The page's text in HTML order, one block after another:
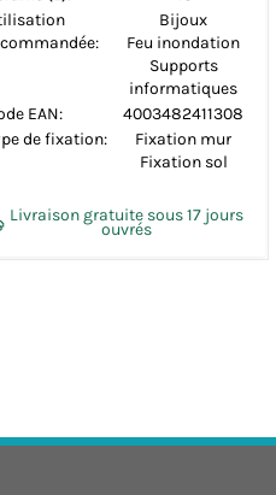
Livraison gratuite sous 60 jours
ouvrés